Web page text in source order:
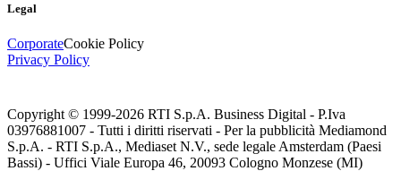
Legal
CorporateCookie Policy
Privacy Policy
Copyright © 1999-2026 RTI S.p.A. Business Digital - P.Iva
03976881007 - Tutti i diritti riservati - Per la pubblicità Mediamond
S.p.A. - RTI S.p.A., Mediaset N.V., sede legale Amsterdam (Paesi
Bassi) - Uffici Viale Europa 46, 20093 Cologno Monzese (MI)